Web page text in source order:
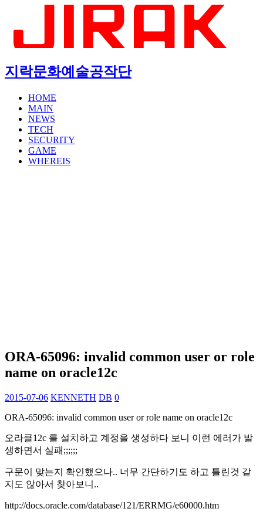
지락문화예술공작단
HOME
MAIN
NEWS
TECH
SECURITY
GAME
WHEREIS
ORA-65096: invalid common user or role
name on oracle12c
2015-07-06 KENNETH DB 0
ORA-65096: invalid common user or role name on oracle12c
오라클12c 를 설치하고 계정을 생성하다 보니 이런 에러가 발
생하면서 실패;;;;;;
구문이 맞는지 확인했으나.. 너무 간단하기도 하고 틀린것 같
지도 않아서 찾아보니..
http://docs.oracle.com/database/121/ERRMG/e60000.htm